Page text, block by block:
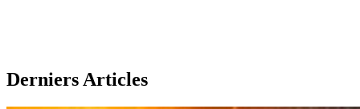
Derniers Articles